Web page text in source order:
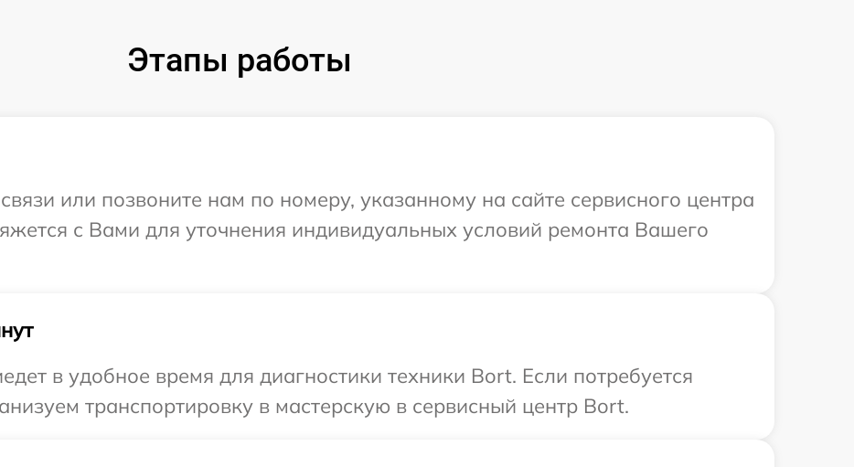
Этапы работы
или позвоните нам по номеру, указанному на сайте сервисного центра
с Вами для уточнения индивидуальных условий ремонта Вашего
в удобное время для диагностики техники Bort. Если потребуется
транспортировку в мастерскую в сервисный центр Bort.